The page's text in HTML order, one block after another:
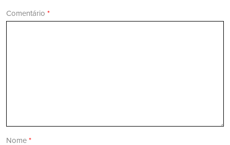
Comentário *
Nome *